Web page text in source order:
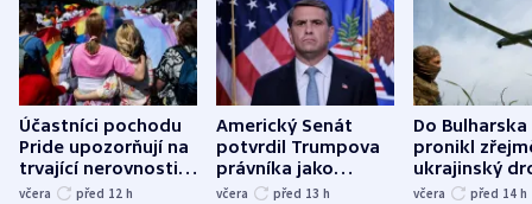
Účastníci pochodu
Pride upozorňují na
trvající nerovnosti i
společenskou
včera před 12 h
Americký Senát
potvrdil Trumpova
právníka jako
ministra
včera před 13 h
Do Bulharska
pronikl
ukrajinský
explodoval
včera před 14 h